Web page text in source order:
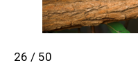
26 / 50